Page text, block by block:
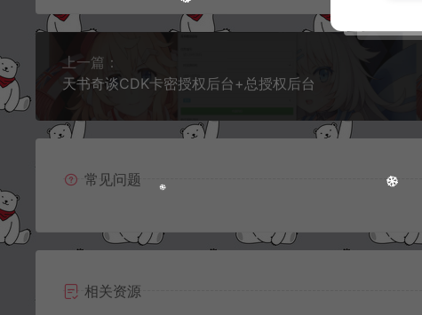
上一篇：
天书奇谈CDK卡密授权后台+总授权后台
常见问题
相关资源